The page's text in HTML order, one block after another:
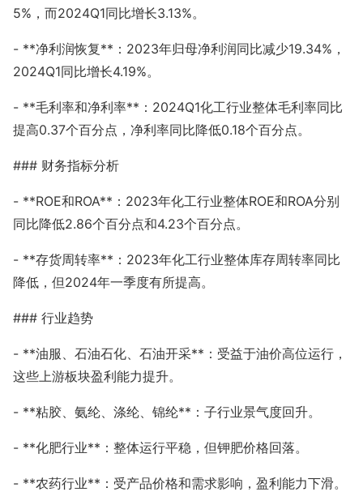
5%，而2024Q1同比增长3.13%。
- **净利润恢复**：2023年归母净利润同比减少19.34%，
2024Q1同比增长4.19%。
- **毛利率和净利率**：2024Q1化工行业整体毛利率同比
提高0.37个百分点，净利率同比降低0.18个百分点。
### 财务指标分析
- **ROE和ROA**：2023年化工行业整体ROE和ROA分别
同比降低2.86个百分点和4.23个百分点。
- **存货周转率**：2023年化工行业整体库存周转率同比
降低，但2024年一季度有所提高。
### 行业趋势
- **油服、石油石化、石油开采**：受益于油价高位运行，
这些上游板块盈利能力提升。
- **粘胶、氨纶、涤纶、锦纶**：子行业景气度回升。
- **化肥行业**：整体运行平稳，但钾肥价格回落。
- **农药行业**：受产品价格和需求影响，盈利能力下滑。